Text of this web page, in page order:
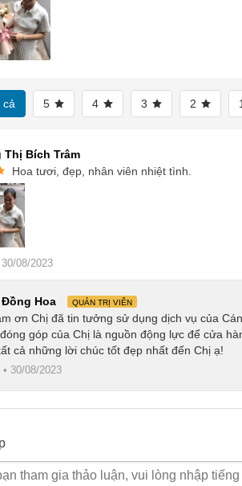
cả 5 4 3 2
Thị Bích Trâm
Hoa tươi, đẹp, nhân viên nhiệt tình.
30/08/2023
Hoa QUẢN TRỊ VIÊN
ơn Chị đã tin tưởng sử dụng dịch vụ của
góp của Chị là nguồn động lực để cửa
cả những lời chúc tốt đẹp nhất đến Chị ạ!
• 30/08/2023